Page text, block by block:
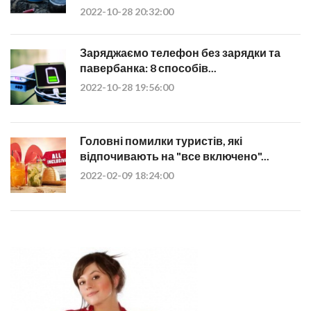
2022-10-28 20:32:00
Заряджаємо телефон без зарядки та
павербанка: 8 способів...
2022-10-28 19:56:00
Головні помилки туристів, які
відпочивають на "все включено"...
2022-02-09 18:24:00